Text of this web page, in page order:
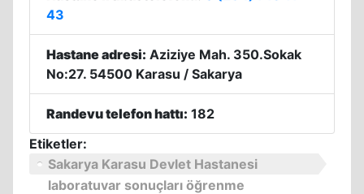
43
Hastane adresi: Aziziye Mah. 350.Sokak
No:27. 54500 Karasu / Sakarya
Randevu telefon hattı: 182
Etiketler:
Sakarya Karasu Devlet Hastanesi
laboratuvar sonuçları öğrenme